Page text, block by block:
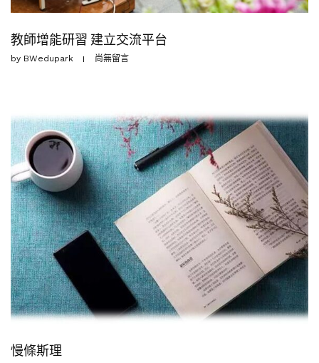
教師增能研習 建立交流平台
by BWedupark 尚無留言
慢條斯理